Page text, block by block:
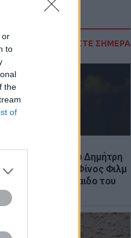
or
to
the
of
ΔΙΑΒΑΣΤΕ ΣΗΜΕΡΑ
τον θάνατο του Δημήτρη
Η ανάρτηση της Φίνος Φιλμ
λεβεντόπαιδο του